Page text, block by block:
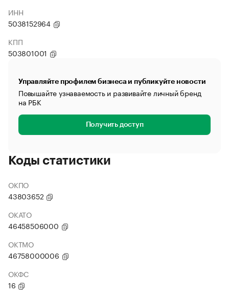
ИНН
5038152964
КПП
503801001
Управляйте профилем бизнеса и публикуйте новости
Повышайте узнаваемость и развивайте личный бренд
на РБК
Получить доступ
Коды статистики
ОКПО
43803652
ОКАТО
46458506000
ОКТМО
46758000006
ОКФС
16